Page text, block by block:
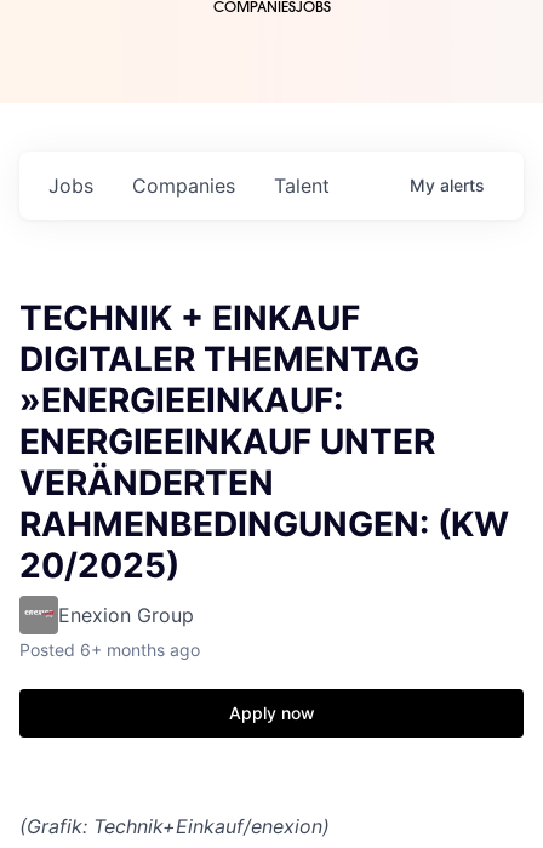
COMPANIESJOBS
Jobs Companies Talent My alerts
TECHNIK + EINKAUF
DIGITALER THEMENTAG
»ENERGIEEINKAUF:
ENERGIEEINKAUF UNTER
VERÄNDERTEN
RAHMENBEDINGUNGEN: (KW
20/2025)
Enexion Group
Posted 6+ months ago
Apply now
(Grafik: Technik+Einkauf/enexion)